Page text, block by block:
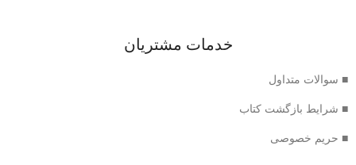
خدمات مشتریان
■ سوالات متداول
■ شرایط بازگشت کتاب
■ حریم خصوصی